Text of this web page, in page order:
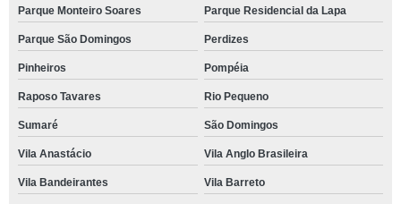
Parque Monteiro Soares Parque Residencial da Lapa
Parque São Domingos Perdizes
Pinheiros Pompéia
Raposo Tavares Rio Pequeno
Sumaré São Domingos
Vila Anastácio Vila Anglo Brasileira
Vila Bandeirantes Vila Barreto